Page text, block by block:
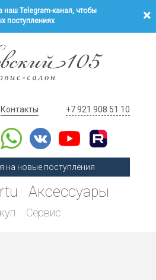
наш Telegram-канал, чтобы
поступлениях
Контакты +7 921 908 51 10
на новые поступления
Аксессуары
Сервис